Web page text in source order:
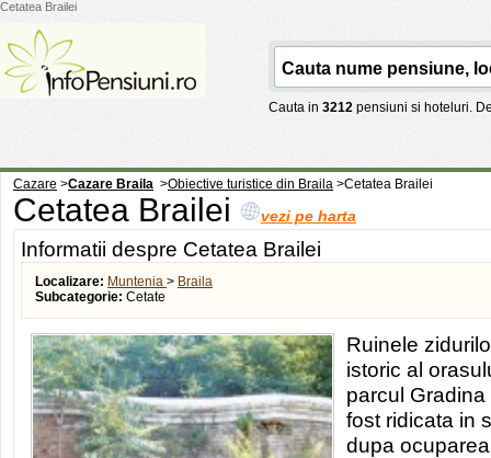
Cetatea Brailei
Cauta in 3212 pensiuni si hoteluri.
Cazare >Cazare Braila >Obiective turistice din Braila >Cetatea Brailei
Cetatea Brailei vezi pe harta
Informatii despre Cetatea Brailei
Localizare: Muntenia > Braila
Subcategorie: Cetate
Ruinele
istoric al
parcul
fost ridicata in
dupa